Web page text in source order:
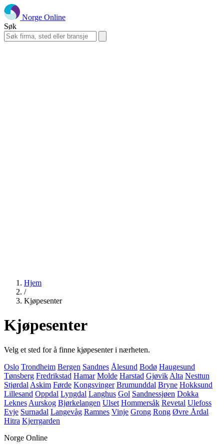
Norge Online
Søk
Hjem
/
Kjøpesenter
Kjøpesenter
Velg et sted for å finne kjøpesenter i nærheten.
Oslo Trondheim Bergen Sandnes Ålesund Bodø Haugesund
Tønsberg Fredrikstad Hamar Molde Harstad Gjøvik Alta Nesttun
Stjørdal Askim Førde Kongsvinger Brumunddal Bryne Hokksund
Lillesand Oppdal Lyngdal Langhus Gol Sandnessjøen Dokka
Leknes Aurskog Bjørkelangen Ulset Hommersåk Revetal Ulefoss
Evje Surnadal Langevåg Ramnes Vinje Grong Rong Øvre Årdal
Hitra Kjerrgarden
Norge Online